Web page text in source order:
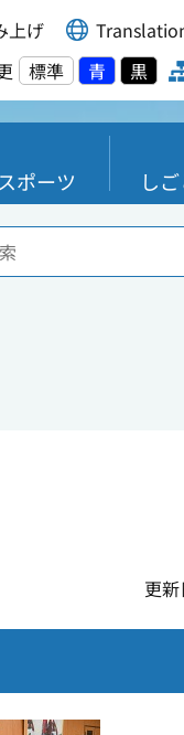
上げ
標準 青 黒
ポーツ し
更